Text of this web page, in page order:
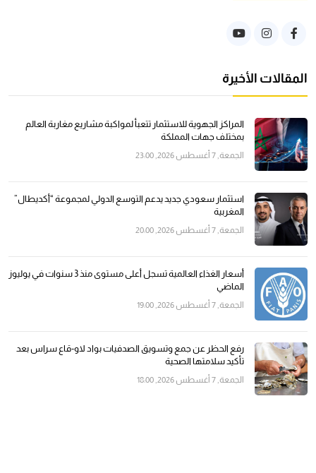
المقالات الأخيرة
المراكز الجهوية للاستثمار تتعبأ لمواكبة مشاريع مغاربة العالم
بمختلف جهات المملكة
الجمعة, 7 أغسطس 2026, 23:00
استثمار سعودي جديد يدعم التوسع الدولي لمجموعة “أكديطال”
المغربية
الجمعة, 7 أغسطس 2026, 20:00
أسعار الغذاء العالمية تسجل أعلى مستوى منذ 3 سنوات في يوليوز
الماضي
الجمعة, 7 أغسطس 2026, 19:00
رفع الحظر عن جمع وتسويق الصدفيات بواد لاو-قاع سراس بعد
تأكيد سلامتها الصحية
الجمعة, 7 أغسطس 2026, 18:00